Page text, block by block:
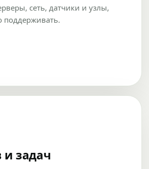
сеть, датчики и узлы,
поддерживать.
и задач